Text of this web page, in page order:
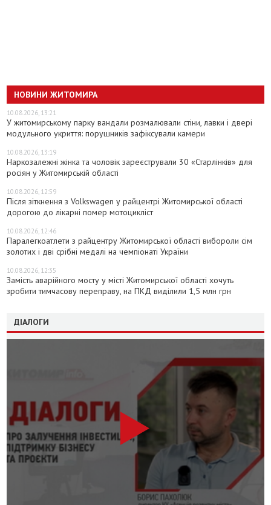
НОВИНИ ЖИТОМИРА
10.08.2026, 13:21
У житомирському парку вандали розмалювали стіни, лавки і двері
модульного укриття: порушників зафіксували камери
10.08.2026, 13:19
Наркозалежні жінка та чоловік зареєстрували 30 «Старлінків» для
росіян у Житомирській області
10.08.2026, 12:59
Після зіткнення з Volkswagen у райцентрі Житомирської області
дорогою до лікарні помер мотоцикліст
10.08.2026, 12:46
Паралегкоатлети з райцентру Житомирської області вибороли сім
золотих і дві срібні медалі на чемпіонаті України
10.08.2026, 12:35
Замість аварійного мосту у місті Житомирської області хочуть
зробити тимчасову переправу, на ПКД виділили 1,5 млн грн
ДІАЛОГИ